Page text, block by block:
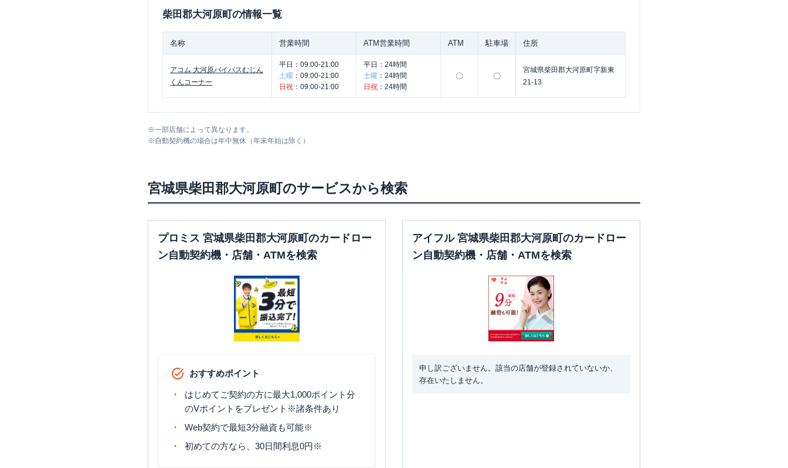
柴田郡大河原町の情報一覧
名称 営業時間 ATM営業時間 ATM 駐車場 住所
アコム 大河原バイパスむじん
くんコーナー
平日： 09:00-21:00
土曜 ： 09:00-21:00
日祝 ： 09:00-21:00
平日： 24時間
土曜 ： 24時間
日祝 ： 24時間
〇 〇
宮城県柴田郡大河原町字新東
21-13
※一部店舗によって異なります。
※自動契約機の場合は年中無休（年末年始は除く）
宮城県柴田郡大河原町のサービスから検索
プロミス 宮城県柴田郡大河原町のカードロー
ン自動契約機・店舗・ATMを検索
おすすめポイント
はじめてご契約の方に最大1,000ポイント分
のVポイントをプレゼント※諸条件あり
Web契約で最短3分融資も可能※
初めての方なら、30日間利息0円※
アイフル 宮城県柴田郡大河原町のカードロー
ン自動契約機・店舗・ATMを検索
申し訳ございません。該当の店舗が登録されていないか、
存在いたしません。